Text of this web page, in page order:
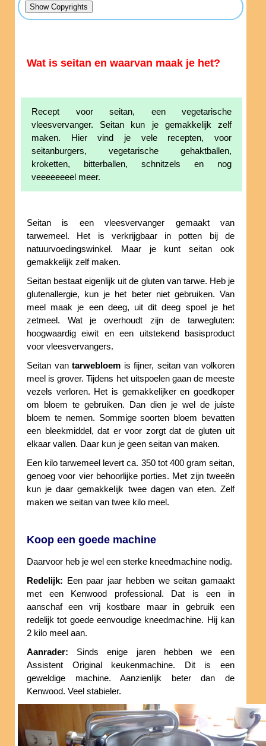
Wat is seitan en waarvan maak je het?
Recept voor seitan, een vegetarische
vleesvervanger. Seitan kun je gemakkelijk zelf
maken. Hier vind je vele recepten, voor
seitanburgers, vegetarische gehaktballen,
kroketten, bitterballen, schnitzels en nog
veeeeeeeel meer.
Seitan is een vleesvervanger gemaakt van
tarwemeel. Het is verkrijgbaar in potten bij de
natuurvoedingswinkel. Maar je kunt seitan ook
gemakkelijk zelf maken.
Seitan bestaat eigenlijk uit de gluten van tarwe. Heb je
glutenallergie, kun je het beter niet gebruiken. Van
meel maak je een deeg, uit dit deeg spoel je het
zetmeel. Wat je overhoudt zijn de tarwegluten:
hoogwaardig eiwit en een uitstekend basisproduct
voor vleesvervangers.
Seitan vantarwebloem is fijner, seitan van volkoren
meel is grover. Tijdens het uitspoelen gaan de meeste
vezels verloren. Het is gemakkelijker en goedkoper
om bloem te gebruiken. Dan dien je wel de juiste
bloem te nemen. Sommige soorten bloem bevatten
een bleekmiddel, dat er voor zorgt dat de gluten uit
elkaar vallen. Daar kun je geen seitan van maken.
Een kilo tarwemeel levert ca. 350 tot 400 gram seitan,
genoeg voor vier behoorlijke porties. Met zijn tweeën
kun je daar gemakkelijk twee dagen van eten. Zelf
maken we seitan van twee kilo meel.
Koop een goede machine
Daarvoor heb je wel een sterke kneedmachine nodig.
Redelijk: Een paar jaar hebben we seitan gamaakt
met een Kenwood professional. Dat is een in
aanschaf een vrij kostbare maar in gebruik een
redelijk tot goede eenvoudige kneedmachine. Hij kan
2 kilo meel aan.
Aanrader: Sinds enige jaren hebben we een
Assistent Original keukenmachine. Dit is een
geweldige machine. Aanzienlijk beter dan de
Kenwood. Veel stabieler.